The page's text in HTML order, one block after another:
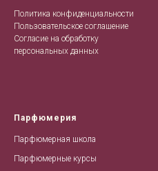
Политика конфиденциальности
Пользовательское соглашение
Согласие на обработку
персональных данных
Парфюмерия
Парфюмерная школа
Парфюмерные курсы